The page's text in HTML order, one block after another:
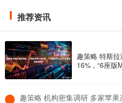
推荐资讯
趣策略 特斯
16%，“6座版
趣策略 机构密集调研 多家苹